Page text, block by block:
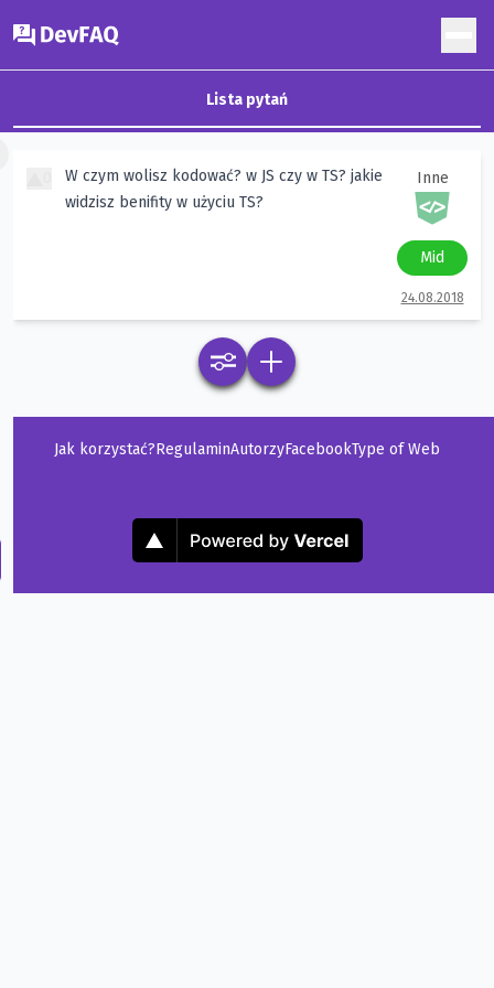
DevFAQ
Lista pytań
W czym wolisz kodować? w JS czy w TS? jakie
widzisz benifity w użyciu TS?
Inne
Mid
24.08.2018
Jak korzystać?RegulaminAutorzyFacebookType of Web